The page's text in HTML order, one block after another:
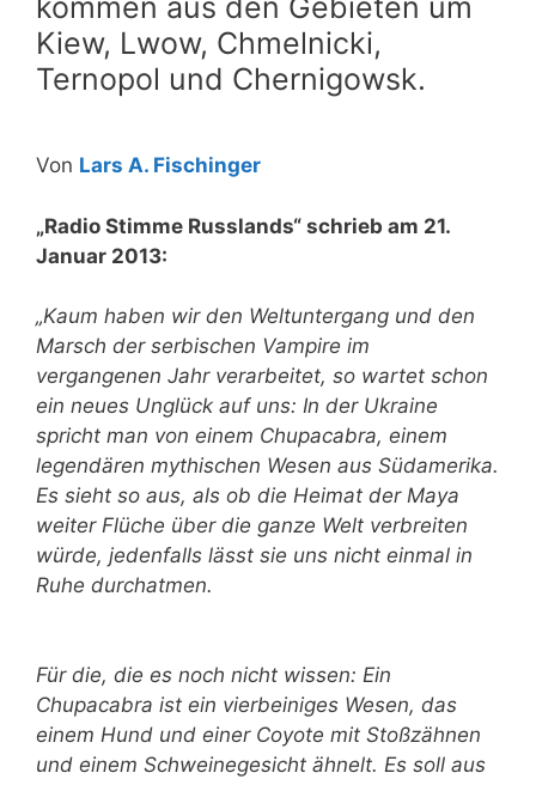
kommen aus den Gebieten um
Kiew, Lwow, Chmelnicki,
Ternopol und Chernigowsk.
Von Lars A. Fischinger
„Radio Stimme Russlands“ schrieb am 21.
Januar 2013:
„Kaum haben wir den Weltuntergang und den
Marsch der serbischen Vampire im
vergangenen Jahr verarbeitet, so wartet schon
ein neues Unglück auf uns: In der Ukraine
spricht man von einem Chupacabra, einem
legendären mythischen Wesen aus Südamerika.
Es sieht so aus, als ob die Heimat der Maya
weiter Flüche über die ganze Welt verbreiten
würde, jedenfalls lässt sie uns nicht einmal in
Ruhe durchatmen.
Für die, die es noch nicht wissen: Ein
Chupacabra ist ein vierbeiniges Wesen, das
einem Hund und einer Coyote mit Stoßzähnen
und einem Schweinegesicht ähnelt. Es soll aus